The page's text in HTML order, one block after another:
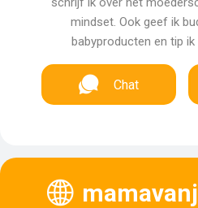
mindset. Ook geef ik
babyproducten en tip
Chat